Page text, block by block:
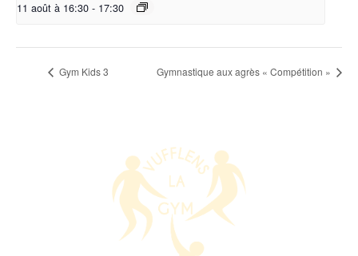
11 août à 16:30 - 17:30
Gym Kids 3 Gymnastique aux agrès « Compétition »